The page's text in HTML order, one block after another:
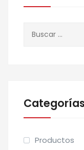
Categorías
Productos